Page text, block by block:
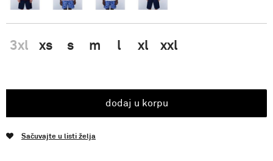
3xl xs s m l xl xxl
dodaj u korpu
Sačuvajte u listi želja